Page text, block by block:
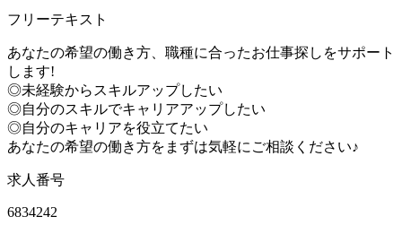
フリーテキスト
あなたの希望の働き方、職種に合ったお仕事探しをサポート
します!
◎未経験からスキルアップしたい
◎自分のスキルでキャリアアップしたい
◎自分のキャリアを役立てたい
あなたの希望の働き方をまずは気軽にご相談ください♪
求人番号
6834242